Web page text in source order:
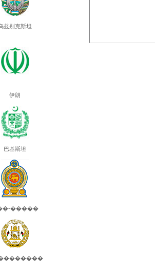
兹别克斯坦
伊朗
巴基斯坦
�����